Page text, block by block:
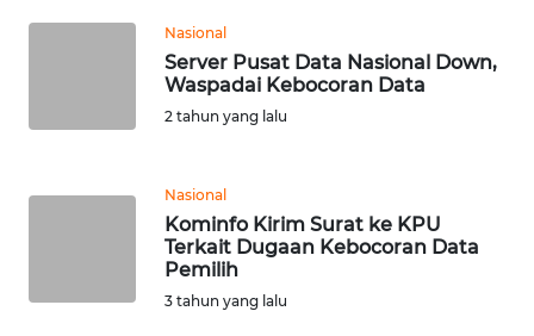
Nasional
Server Pusat Data Nasional Down,
Waspadai Kebocoran Data
2 tahun yang lalu
Nasional
Kominfo Kirim Surat ke KPU
Terkait Dugaan Kebocoran Data
Pemilih
3 tahun yang lalu